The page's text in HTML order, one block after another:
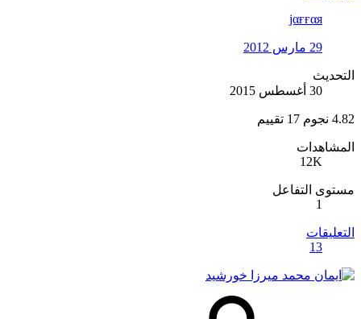
jαғғαя
29 مارس 2012
التحديث
30 أغسطس 2015
4.82 نجوم 17 تقييم
المشاهدات
12K
مستوى التفاعل
1
التعليقات
13